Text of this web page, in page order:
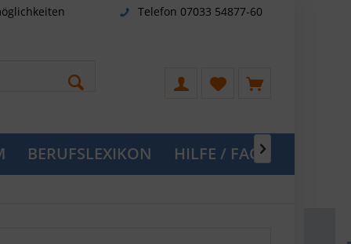
Telefon 07033 54877-60
BERUFSLEXIKON HILFE / FAQ